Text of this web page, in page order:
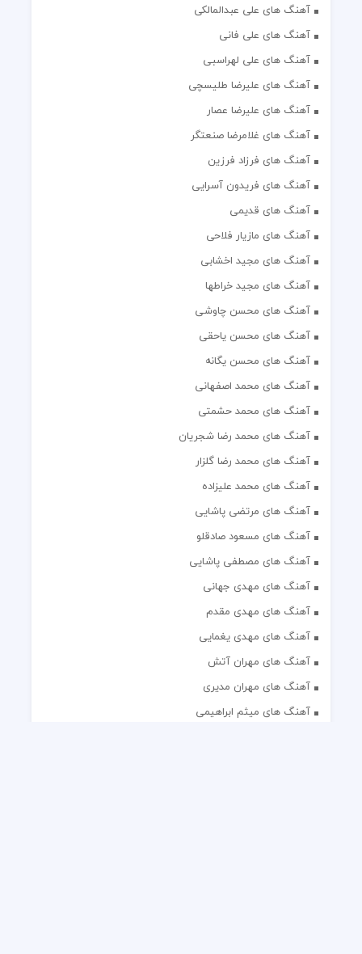
آهنگ های علی عبدالمالکی
آهنگ های علی فانی
آهنگ های علی لهراسبی
آهنگ های علیرضا طلیسچی
آهنگ های علیرضا عصار
آهنگ های غلامرضا صنعتگر
آهنگ های فرزاد فرزین
آهنگ های فریدون آسرایی
آهنگ های قدیمی
آهنگ های مازیار فلاحی
آهنگ های مجید اخشابی
آهنگ های مجید خراطها
آهنگ های محسن چاوشی
آهنگ های محسن یاحقی
آهنگ های محسن یگانه
آهنگ های محمد اصفهانی
آهنگ های محمد حشمتی
آهنگ های محمد رضا شجریان
آهنگ های محمد رضا گلزار
آهنگ های محمد علیزاده
آهنگ های مرتضی پاشایی
آهنگ های مسعود صادقلو
آهنگ های مصطفی پاشایی
آهنگ های مهدی جهانی
آهنگ های مهدی مقدم
آهنگ های مهدی یغمایی
آهنگ های مهران آتش
آهنگ های مهران مدیری
آهنگ های میثم ابراهیمی